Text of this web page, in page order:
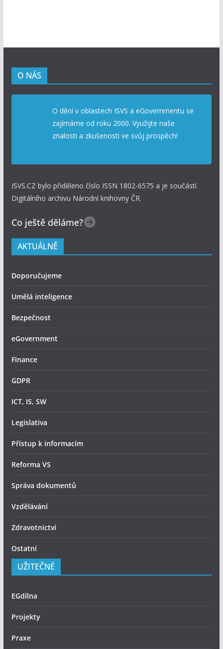
O NÁS
O dění v oblastech ISVS a eGovernmentu se
zajímáme od roku 2000. Využijte naše
znalosti a zkušenosti ve svůj prospěch!
ISVS.CZ bylo přiděleno číslo ISSN 1802-6575 a je součástí
Digitálního archivu Národní knihovny ČR.
Co ještě děláme?
AKTUÁLNĚ
Doporučujeme
Umělá inteligence
Bezpečnost
eGovernment
Finance
GDPR
ICT, IS, SW
Legislativa
Přístup k informacím
Reforma VS
Správa dokumentů
Vzdělávání
Zdravotnictví
Ostatní
UŽITEČNÉ
EGdílna
Projekty
Praxe